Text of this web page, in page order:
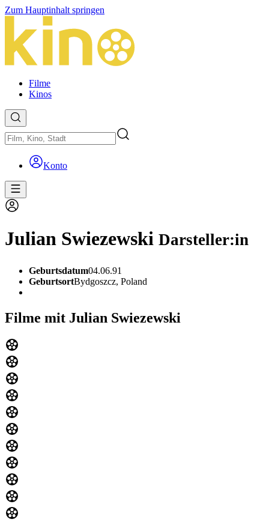
Zum Hauptinhalt springen
Filme
Kinos
Konto
Julian Swiezewski Darsteller:in
Geburtsdatum04.06.91
GeburtsortBydgoszcz, Poland
Filme mit Julian Swiezewski